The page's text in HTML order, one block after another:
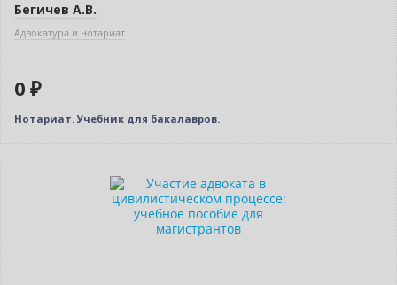
Бегичев А.В.
Адвокатура и нотариат
0 ₽
Нотариат. Учебник для бакалавров.